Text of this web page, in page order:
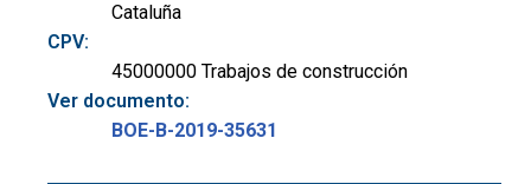
Cataluña
CPV:
45000000 Trabajos de construcción
Ver documento:
BOE-B-2019-35631